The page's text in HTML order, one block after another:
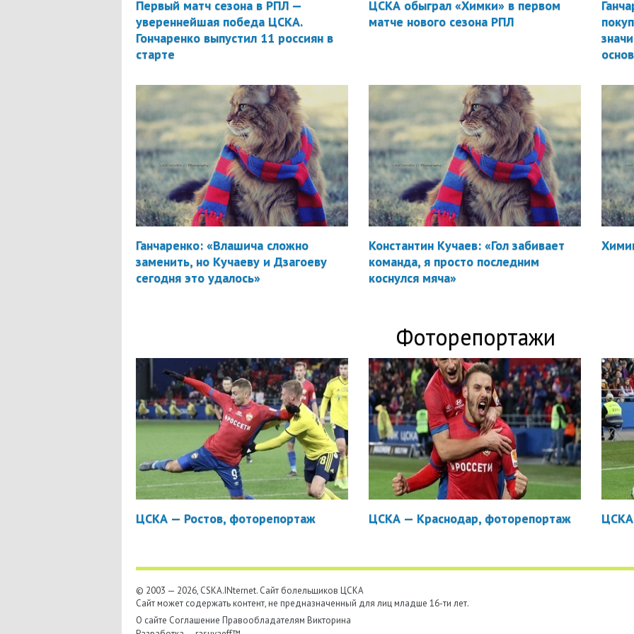
Первый матч сезона в РПЛ —
увереннейшая победа ЦСКА.
Гончаренко выпустил 11 россиян в
старте
ЦСКА обыграл «Химки» в первом
матче нового сезона РПЛ
Ганчаренко: «Влашича сложно
заменить, но Кучаеву и Дзагоеву
сегодня это удалось»
Константин Кучаев: «Гол забивает
команда, я просто последним
коснулся мяча»
Фоторепортажи
ЦСКА — Ростов, фоторепортаж ЦСКА — Краснодар, фоторепортаж
© 2003 — 2026, CSKA.INternet. Cайт болельщиков ЦСКА
Сайт может содержать контент, не предназначенный для лиц младше 16-ти лет.
О сайте Соглашение Правообладателям Викторина